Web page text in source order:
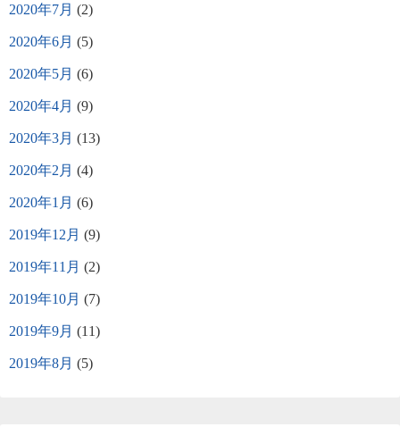
2020年7月 (2)
2020年6月 (5)
2020年5月 (6)
2020年4月 (9)
2020年3月 (13)
2020年2月 (4)
2020年1月 (6)
2019年12月 (9)
2019年11月 (2)
2019年10月 (7)
2019年9月 (11)
2019年8月 (5)